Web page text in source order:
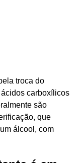
troca do
carboxílicos
são
que
álcool, com